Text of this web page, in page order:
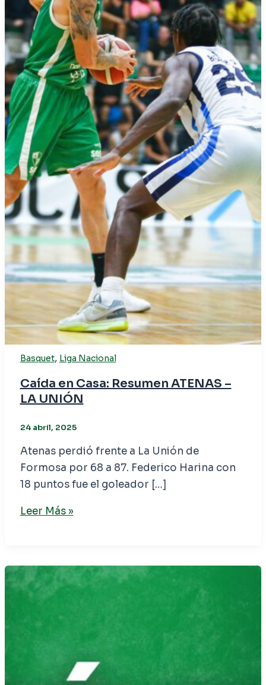
Basquet, Liga Nacional
Caída en Casa: Resumen ATENAS –
LA UNIÓN
24 abril, 2025
Atenas perdió frente a La Unión de
Formosa por 68 a 87. Federico Harina con
18 puntos fue el goleador […]
Leer Más »